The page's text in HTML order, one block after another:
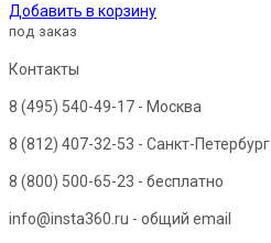
Добавить в корзину
под заказ
Контакты
8 (495) 540-49-17 - Москва
8 (812) 407-32-53 - Санкт-Петербург
8 (800) 500-65-23 - бесплатно
info@insta360.ru - общий email